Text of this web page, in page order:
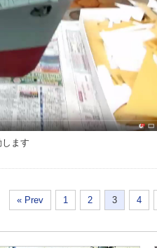
ます
« Prev 1 2 3 4